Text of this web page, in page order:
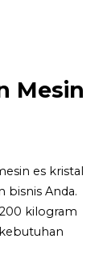
Mesin
es kristal
bisnis Anda.
kilogram